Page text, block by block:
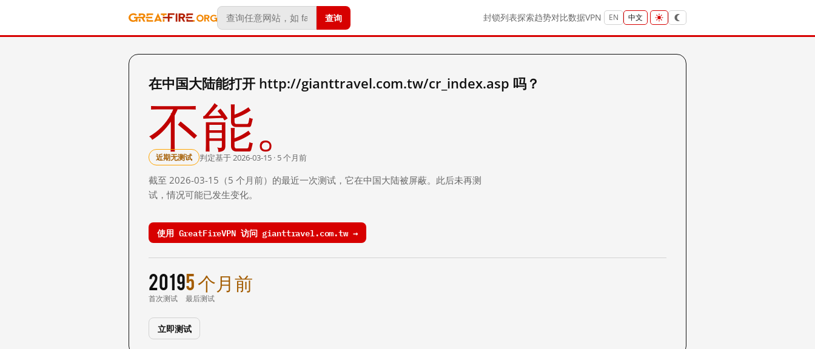
查询 封锁列表探索趋势对比数据VPN EN 中文
在中国大陆能打开 http://gianttravel.com.tw/cr_index.asp 吗？
不能。
近期无测试 判定基于 2026-03-15 · 5 个月前
截至 2026-03-15（5 个月前）的最近一次测试，它在中国大陆被屏蔽。此后未再测
试，情况可能已发生变化。
使用 GreatFireVPN 访问 gianttravel.com.tw →
2019
首次测试
5 个月前
最后测试
立即测试